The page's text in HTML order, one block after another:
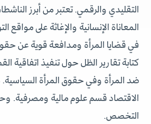
التقليدي والرقمي. تعتبر من أبرز
المعاناة الإنسانية والإغاثة على
في قضايا المرأة ومدافعة قوية عن
كتابة تقارير الظل حول تنفيذ اتفاقية
ضد المرأة وفي حقوق المرأة
الاقتصاد قسم علوم مالية ومصرفية.
التخصص.